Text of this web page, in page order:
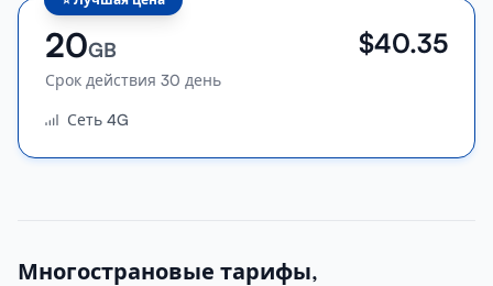
20GB
Срок действия 30 день
$40.35
Сеть 4G
Многострановые тарифы,